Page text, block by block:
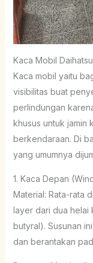
Kaca Mobil
Kaca mobil yaitu
visibilitas buat
perlindungan
khusus untuk jamin
berkendaraan. Di
yang umumnya
1. Kaca Depan
Material: Rata-rata
layer dari dua helai
butyral). Susunan
dan berantakan